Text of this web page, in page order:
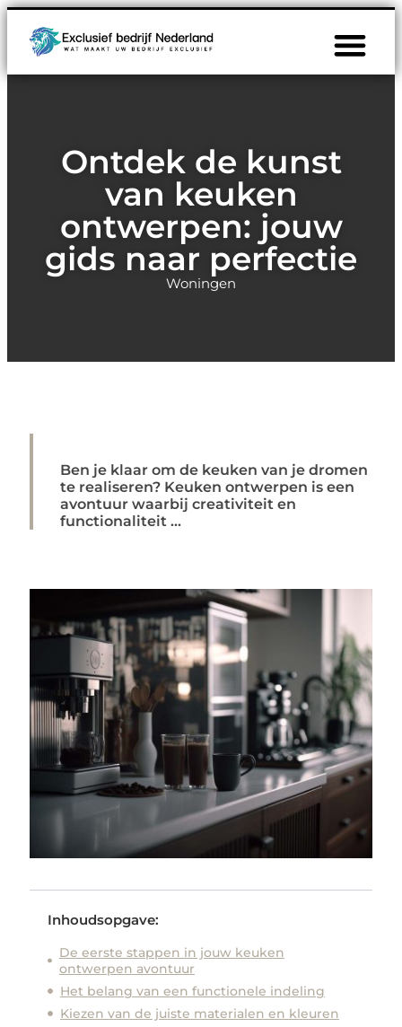
Ontdek de kunst
van keuken
ontwerpen: jouw
gids naar perfectie
Woningen
Ben je klaar om de keuken van je dromen
te realiseren? Keuken ontwerpen is een
avontuur waarbij creativiteit en
functionaliteit ...
Inhoudsopgave:
De eerste stappen in jouw keuken
ontwerpen avontuur
Het belang van een functionele indeling
Kiezen van de juiste materialen en kleuren